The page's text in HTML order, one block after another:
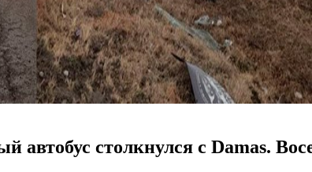
автобус столкнулся с Damas.